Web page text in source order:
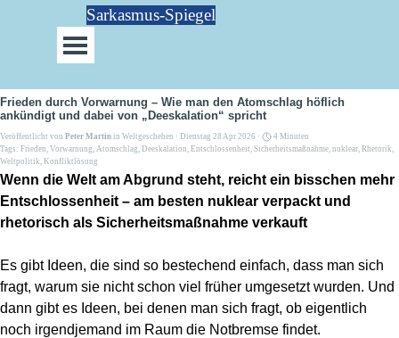
Direkt zum SeiteninhaltSarkasmus-Spiegel
Menü überspringen
Frieden durch Vorwarnung – Wie man den Atomschlag höflich
ankündigt und dabei von „Deeskalation“ spricht
Veröffentlicht von Peter Martin in Weltgeschehen · Dienstag 28 Apr 2026 ·
4 Minuten
Tags: Frieden, Vorwarnung, Atomschlag, Deeskalation, Entschlossenheit, Sicherheitsmaßnahme, nuklear, Rhetorik,
Weltpolitik, Konfliktlösung
Wenn die Welt am Abgrund steht, reicht ein bisschen mehr
Entschlossenheit – am besten nuklear verpackt und
rhetorisch als Sicherheitsmaßnahme verkauft
Es gibt Ideen, die sind so bestechend einfach, dass man sich
fragt, warum sie nicht schon viel früher umgesetzt wurden. Und
dann gibt es Ideen, bei denen man sich fragt, ob eigentlich
noch irgendjemand im Raum die Notbremse findet.